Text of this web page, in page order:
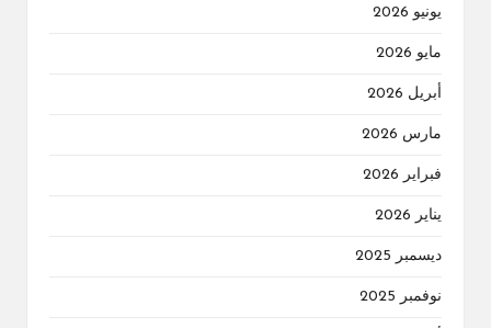
يونيو 2026
مايو 2026
أبريل 2026
مارس 2026
فبراير 2026
يناير 2026
ديسمبر 2025
نوفمبر 2025